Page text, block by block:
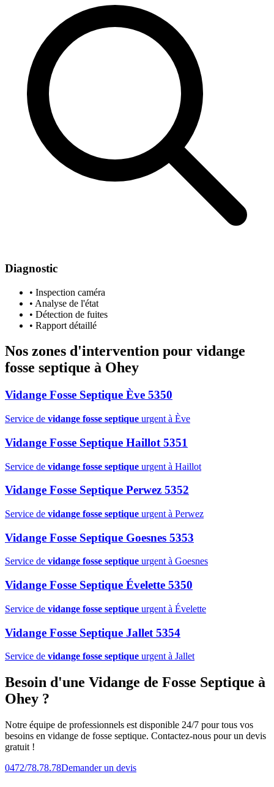
Diagnostic
• Inspection caméra
• Analyse de l'état
• Détection de fuites
• Rapport détaillé
Nos zones d'intervention pour vidange
fosse septique à Ohey
Vidange Fosse Septique Ève 5350
Service de vidange fosse septique urgent à Ève
Vidange Fosse Septique Haillot 5351
Service de vidange fosse septique urgent à Haillot
Vidange Fosse Septique Perwez 5352
Service de vidange fosse septique urgent à Perwez
Vidange Fosse Septique Goesnes 5353
Service de vidange fosse septique urgent à Goesnes
Vidange Fosse Septique Évelette 5350
Service de vidange fosse septique urgent à Évelette
Vidange Fosse Septique Jallet 5354
Service de vidange fosse septique urgent à Jallet
Besoin d'une Vidange de Fosse Septique à
Ohey ?
Notre équipe de professionnels est disponible 24/7 pour tous vos
besoins en vidange de fosse septique. Contactez-nous pour un devis
gratuit !
0472/78.78.78Demander un devis